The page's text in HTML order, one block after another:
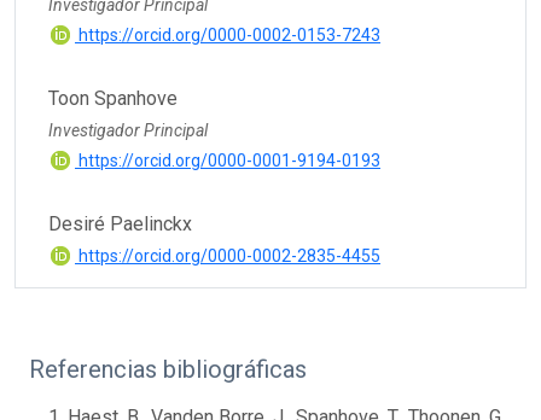
Investigador Principal
https://orcid.org/0000-0002-0153-7243
Toon Spanhove
Investigador Principal
https://orcid.org/0000-0001-9194-0193
Desiré Paelinckx
https://orcid.org/0000-0002-2835-4455
Referencias bibliográficas